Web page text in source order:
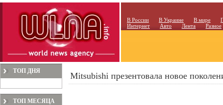
В России В Украине В мире
Интернет
Авто Лента Разное
ТОП ДНЯ
ТОП МЕСЯЦА
Mitsubishi презентовала новое